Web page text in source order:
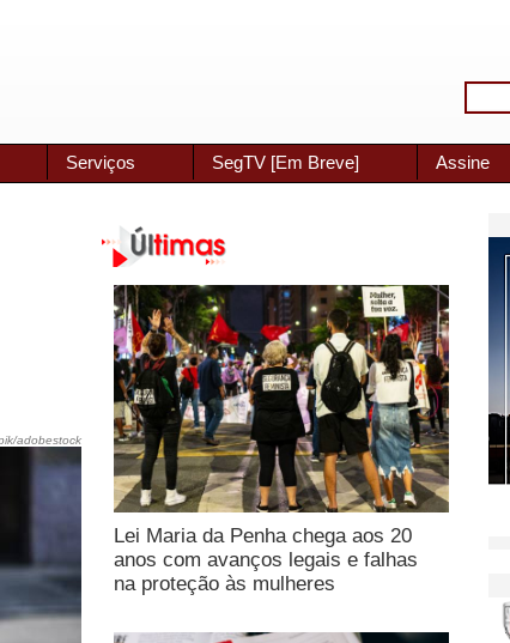
Serviços SegTV [Em Breve] Assine
adobestock
Lei Maria da Penha chega aos 20
anos com avanços legais e falhas
na proteção às mulheres